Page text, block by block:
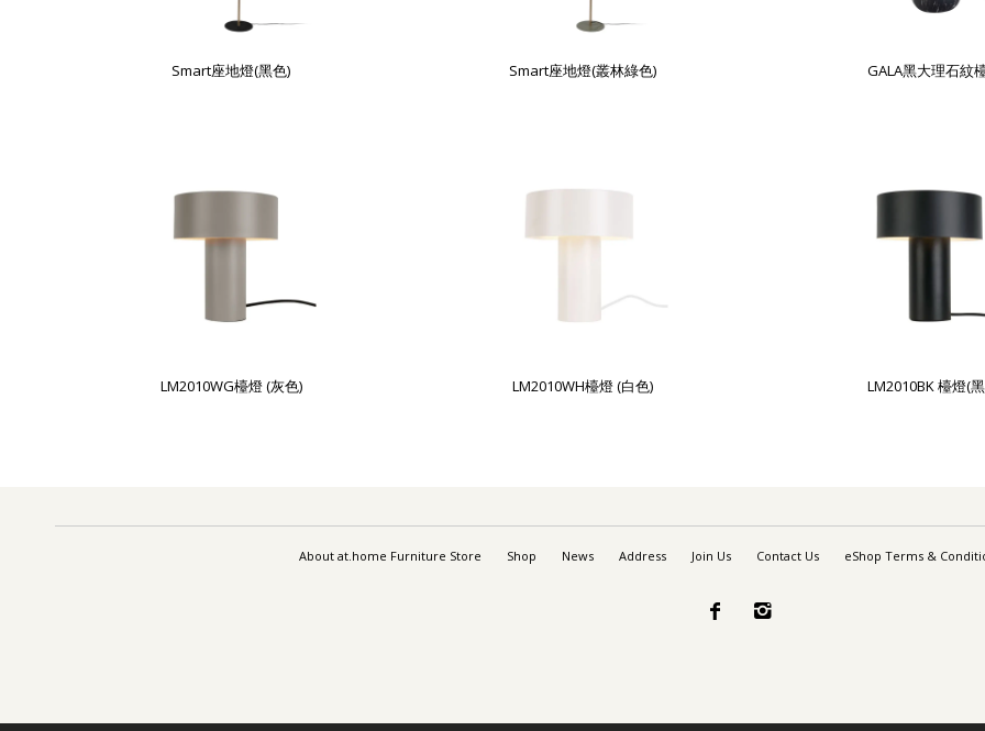
Smart座地燈(黑色) Smart座地燈(叢林綠色) GALA黑大理石紋
LM2010WG檯燈 (灰色) LM2010WH檯燈 (白色) LM2010BK 檯燈(
About at.home Furniture Store Shop News Address Join Us Contact Us eShop Terms &
 